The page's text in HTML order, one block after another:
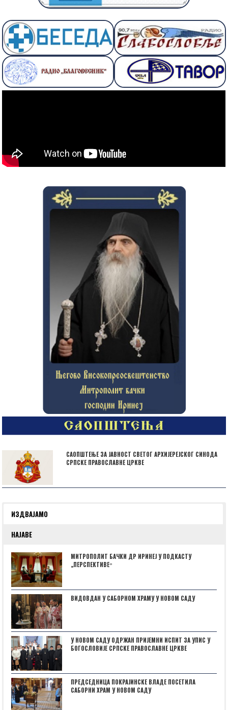
САОПШТЕЊЕ ЗА ЈАВНОСТ СВЕТОГ АРХИЈЕРЕЈСКОГ СИНОДА
СРПСКЕ ПРАВОСЛАВНЕ ЦРКВЕ
ИЗДВАЈАМО
НАЈАВЕ
МИТРОПОЛИТ БАЧКИ ДР ИРИНЕЈ У ПОДКАСТУ
„ПЕРСПЕКТИВЕˮ
ВИДОВДАН У САБОРНОМ ХРАМУ У НОВОМ САДУ
У НОВОМ САДУ ОДРЖАН ПРИЈЕМНИ ИСПИТ ЗА УПИС У
БОГОСЛОВИЈЕ СРПСКЕ ПРАВОСЛАВНЕ ЦРКВЕ
ПРЕДСЕДНИЦА ПОКРАЈИНСКЕ ВЛАДЕ ПОСЕТИЛА
САБОРНИ ХРАМ У НОВОМ САДУ